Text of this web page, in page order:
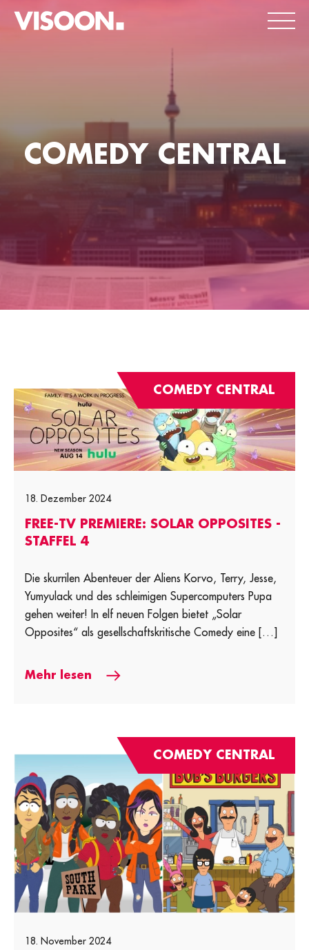
COMEDY CENTRAL
COMEDY CENTRAL
18. Dezember 2024
FREE-TV PREMIERE: SOLAR OPPOSITES -
STAFFEL 4
Die skurrilen Abenteuer der Aliens Korvo, Terry, Jesse,
Yumyulack und des schleimigen Supercomputers Pupa
gehen weiter! In elf neuen Folgen bietet „Solar
Opposites“ als gesellschaftskritische Comedy eine […]
Mehr lesen
COMEDY CENTRAL
18. November 2024